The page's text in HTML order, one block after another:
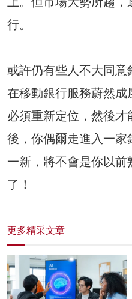
行。
或許仍有些人不大同意
在移動銀行服務蔚然
必須重新定位，然後才
後，你偶爾走進入一
一新，將不會是你以
了！
更多精采文章